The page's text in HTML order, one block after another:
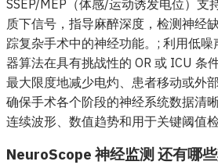
SSEP/MEP（体感/运动诱发电位）支
质下信号，指导麻醉深度，检测神经
踪复杂手术中的神经功能。; 利用低
器算法在具有挑战性的 OR 或 ICU 条
最大限度地减少电灼、患者移动或外
确保手术各个阶段的神经系统数据清
连续波形、数值趋势和用于关键阈值
NeuroScope 神经监测 还有哪